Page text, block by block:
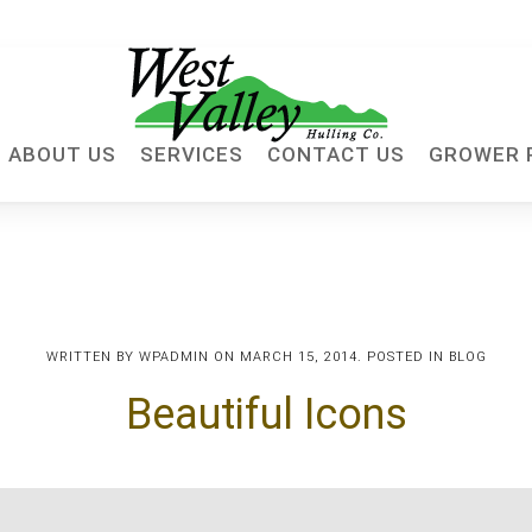
ABOUT US SERVICES CONTACT US GROWER
WRITTEN BY WPADMIN ON MARCH 15, 2014. POSTED IN BLOG
Beautiful Icons